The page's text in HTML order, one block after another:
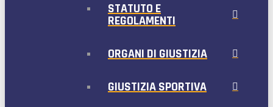
STATUTO E
REGOLAMENTI
ORGANI DI GIUSTIZIA
GIUSTIZIA SPORTIVA